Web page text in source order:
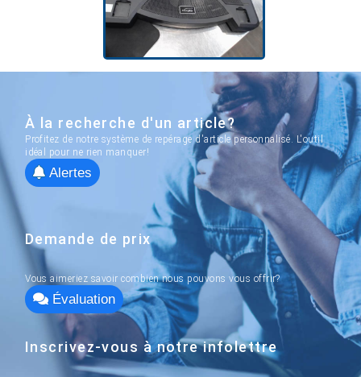
À la recherche d'un article?
Profitez de notre système de repérage d'article personnalisé. L'outil
idéal pour ne rien manquer!
Alertes
Demande de prix
Vous aimeriez savoir combien nous pouvons vous offrir?
Évaluation
Inscrivez-vous à notre infolettre